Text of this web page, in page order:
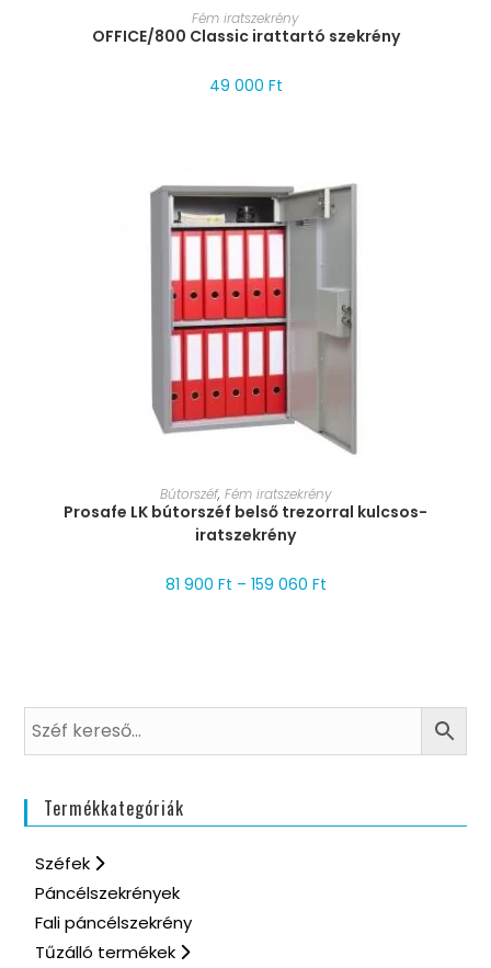
MÉRET VÁLASZTÁSA
Fém iratszekrény
OFFICE/800 Classic irattartó szekrény
49 000 Ft
MÉRET VÁLASZTÁSA
Bútorszéf, Fém iratszekrény
Prosafe LK bútorszéf belső trezorral kulcsos-
iratszekrény
81 900 Ft – 159 060 Ft
Termékkategóriák
Széfek
Páncélszekrények
Fali páncélszekrény
Tűzálló termékek